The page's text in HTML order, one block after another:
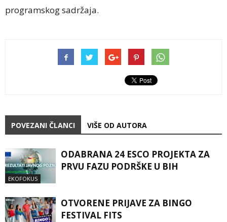
programskog sadržaja.
POVEZANI ČLANCI VIŠE OD AUTORA
EKOFOKUS
ODABRANA 24 ESCO PROJEKTA ZA
PRVU FAZU PODRŠKE U BIH
OTVORENE PRIJAVE ZA BINGO
FESTIVAL FITS